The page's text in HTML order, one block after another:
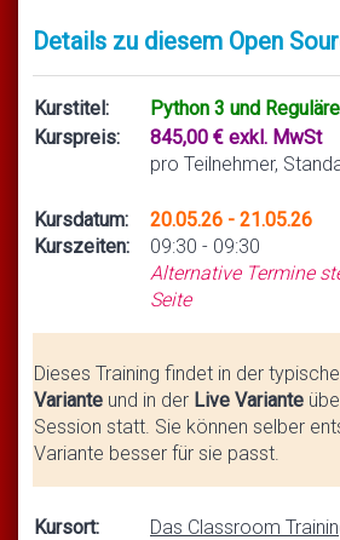
Details zu diesem Open
Kurstitel:
Python 3 und
Kurspreis:
845,00 € exkl. MwSt
pro Teilnehmer,
Kursdatum:
Kurszeiten:
20.05.26 - 21.05.26
09:30 - 09:30
Alternative Termine
Seite
Dieses Training findet in der
Variante und in der Live Variante
Session statt. Sie können selber
Variante besser für sie passt.
Kursort:
Das Classroom